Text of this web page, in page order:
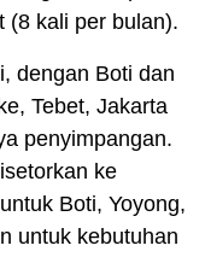
(8 kali per bulan).
dengan Boti dan
Tebet, Jakarta
penyimpangan.
ke
Boti, Yoyong,
untuk kebutuhan